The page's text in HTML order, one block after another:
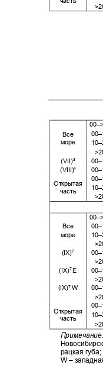
Все
море
(VII)3
(VIII)4
Открытая
часть
Все
море
(IX)7
(IX)7Е
(IX)7W
Открытая
часть
Примечание
рацкая губа;
W –